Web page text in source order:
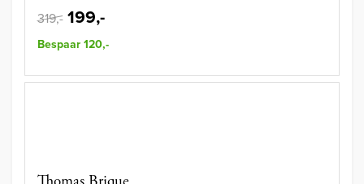
319,- 199,-
Bespaar 120,-